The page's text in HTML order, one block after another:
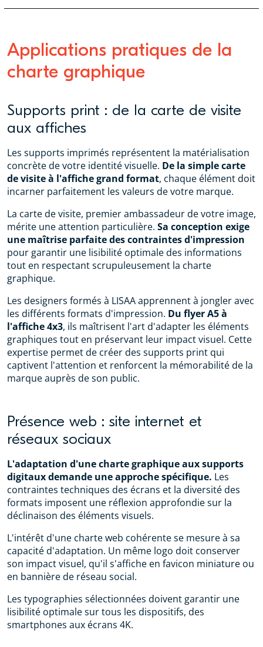
Applications pratiques de la
charte graphique
Supports print : de la carte de visite
aux affiches
Les supports imprimés représentent la matérialisation
concrète de votre identité visuelle. De la simple carte
de visite à l'affiche grand format, chaque élément doit
incarner parfaitement les valeurs de votre marque.
La carte de visite, premier ambassadeur de votre image,
mérite une attention particulière. Sa conception exige
une maîtrise parfaite des contraintes d'impression
pour garantir une lisibilité optimale des informations
tout en respectant scrupuleusement la charte
graphique.
Les designers formés à LISAA apprennent à jongler avec
les différents formats d'impression. Du flyer A5 à
l'affiche 4x3, ils maîtrisent l'art d'adapter les éléments
graphiques tout en préservant leur impact visuel. Cette
expertise permet de créer des supports print qui
captivent l'attention et renforcent la mémorabilité de la
marque auprès de son public.
Présence web : site internet et
réseaux sociaux
L'adaptation d'une charte graphique aux supports
digitaux demande une approche spécifique. Les
contraintes techniques des écrans et la diversité des
formats imposent une réflexion approfondie sur la
déclinaison des éléments visuels.
L'intérêt d'une charte web cohérente se mesure à sa
capacité d'adaptation. Un même logo doit conserver
son impact visuel, qu'il s'affiche en favicon miniature ou
en bannière de réseau social.
Les typographies sélectionnées doivent garantir une
lisibilité optimale sur tous les dispositifs, des
smartphones aux écrans 4K.